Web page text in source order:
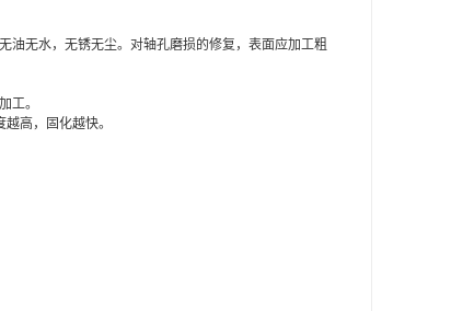
油无水，无锈无尘。对轴孔磨损的修复，表面应加工粗
工。
高，固化越快。